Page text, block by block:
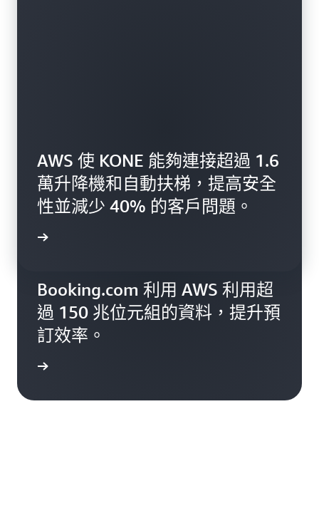
AWS 使 KONE 能夠連接超過 1.6
萬升降機和自動扶梯，提高安全
性並減少 40% 的客戶問題。
Booking.com 利用 AWS 利用超
過 150 兆位元組的資料，提升預
訂效率。